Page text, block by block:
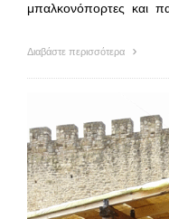
μπαλκονόπορτες και
Διαβάστε περισσότερα